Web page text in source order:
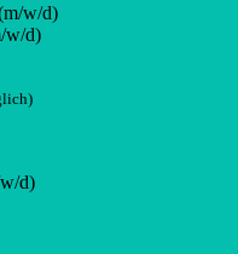
w/d)
w/d)
d)